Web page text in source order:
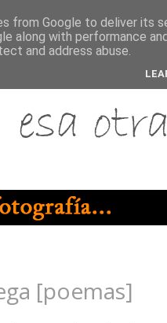
[poemas]
from Google to deliver its
along with performance
and address abuse.